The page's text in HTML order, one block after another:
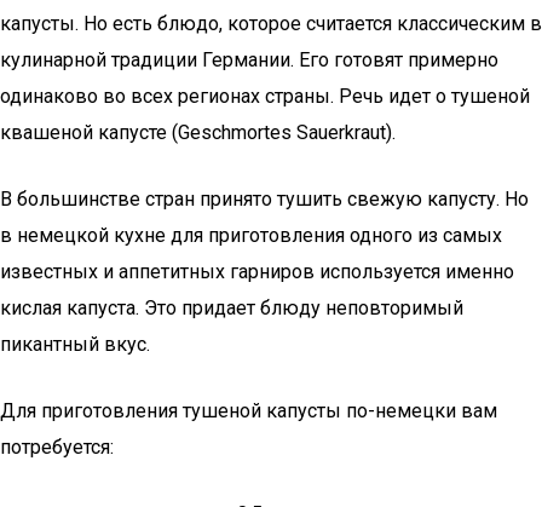
капусты. Но есть блюдо, которое считается классическим в
кулинарной традиции Германии. Его готовят примерно
одинаково во всех регионах страны. Речь идет о тушеной
квашеной капусте (Geschmortes Sauerkraut).
В большинстве стран принято тушить свежую капусту. Но
в немецкой кухне для приготовления одного из самых
известных и аппетитных гарниров используется именно
кислая капуста. Это придает блюду неповторимый
пикантный вкус.
Для приготовления тушеной капусты по-немецки вам
потребуется: